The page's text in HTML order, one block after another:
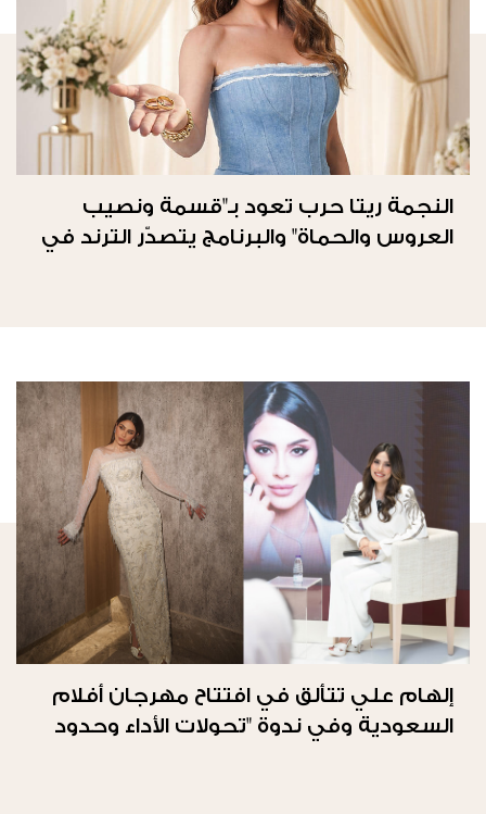
النجمة ريتا حرب تعود بـ"قسمة ونصيب
العروس والحماة" والبرنامج يتصدّر الترند في
إلهام علي تتألق في افتتاح مهرجان أفلام
السعودية وفي ندوة "تحولات الأداء وحدود